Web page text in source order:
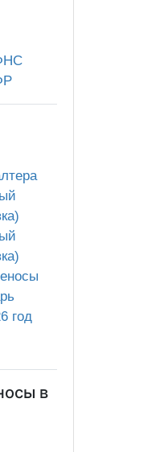
год
в